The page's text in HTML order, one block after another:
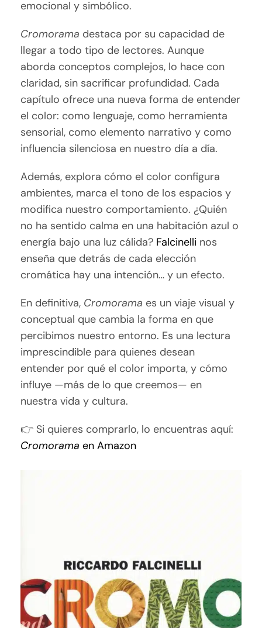
emocional y simbólico.
Cromorama destaca por su capacidad de
llegar a todo tipo de lectores. Aunque
aborda conceptos complejos, lo hace con
claridad, sin sacrificar profundidad. Cada
capítulo ofrece una nueva forma de entender
el color: como lenguaje, como herramienta
sensorial, como elemento narrativo y como
influencia silenciosa en nuestro día a día.
Además, explora cómo el color configura
ambientes, marca el tono de los espacios y
modifica nuestro comportamiento. ¿Quién
no ha sentido calma en una habitación azul o
energía bajo una luz cálida? Falcinelli nos
enseña que detrás de cada elección
cromática hay una intención… y un efecto.
En definitiva, Cromorama es un viaje visual y
conceptual que cambia la forma en que
percibimos nuestro entorno. Es una lectura
imprescindible para quienes desean
entender por qué el color importa, y cómo
influye —más de lo que creemos— en
nuestra vida y cultura.
👉 Si quieres comprarlo, lo encuentras aquí:
Cromorama en Amazon